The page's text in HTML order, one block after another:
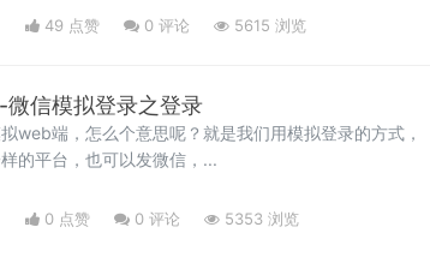
49 点赞 0 评论 5615 浏览
信模拟登录之登录
web端，怎么个意思呢？就是我们用模拟登录的方式，
的平台，也可以发微信，...
0 点赞 0 评论 5353 浏览